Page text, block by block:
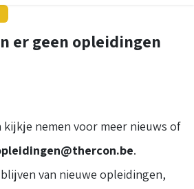
er geen opleidingen
kijkje nemen voor meer nieuws of
.
van nieuwe opleidingen,